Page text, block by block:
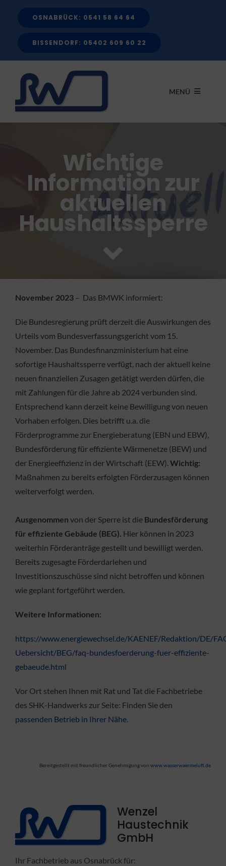
OSNABRÜCK: 0541 58 64 64
BISSENDORF: 05402 609 60 22
MENÜ
LEISTUNGEN
FÖRDERMITTEL
FACHBETRIEB
Jobs
KONTAKT
Wichtige
Information zur
aktuellen
Haushaltssperre
November 2023– Das BMWK informiert:
Die Bundesregierung prüft derzeit die Auswirkungen des
Urteils vom Bundesverfassungsgericht vom 15.
November. Das Bundesfinanzministerium hat eine
sofortige Haushaltssperre verfügt, nach der aktuell keine
neuen finanziellen Zusagen getätigt werden dürfen, die
mit Zahlungen für die Jahre ab 2024 verbunden sind.
Entsprechend kann derzeit keine Bewilligung von neuen
Vorhaben erfolgen. Dies betrifft u.a. die
Förderprogramme zur Energieberatung (EBN und EBW),
Bundesförderung für effiziente Wärmenetze (BEW) und
der Energieeffizienz in der Wirtschaft (EEW).Wichtig:
Maßnahmen zu bereits erfolgten Förderzusagen können
weiterverfolgt werden.
Ausgenommen von der Sperre ist die Bundesförderung
für effiziente Gebäude (BEG). Hier können in 2023
weiterhin Förderanträge gestellt und bewilligt werden.
Bereits zugesagte Förderdarlehen und
Investitionszuschüsse sind nicht betroffen und können
wie geplant fortgeführt werden.
Weitere Informationen:
https://www.energiewechsel.de/KAENEF/Redaktion/DE/
Uebersicht/BEG/faq-bundesfoerderung-fuer-effiziente-
gebaeude.html
Vor Ort stehen Ihnen mit Rat und Tat die Fachbetriebe
des SHK-Handwerks zur Seite: Finden Sie den
passenden Betrieb in Ihrer Nähe.
Bereitgestellt mit freundlicher Genehmigung vonwww.wasserwaermeluft.de
Wenzel
Haustechnik
GmbH
Ihr Fachbetrieb aus Osnabrück für: